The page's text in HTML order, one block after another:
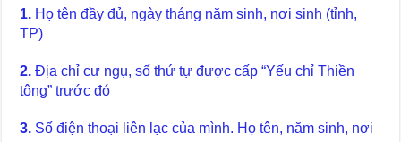
1. Họ tên đầy đủ, ngày tháng năm sinh, nơi sinh (tỉnh,
TP)
2. Địa chỉ cư ngụ, số thứ tự được cấp “Yếu chỉ Thiền
tông” trước đó
3. Số điện thoại liên lạc của mình. Họ tên, năm sinh, nơi